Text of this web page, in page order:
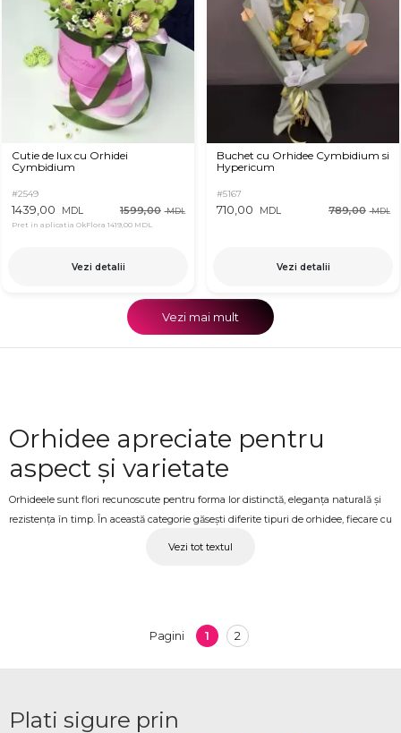
Cutie de lux cu Orhidei
Cymbidium
#2549
1439,00 MDL 1599,00 MDL
Pret in aplicatia OkFlora 1419,00 MDL
Vezi detalii
Buchet cu Orhidee Cymbidium si
Hypericum
#5167
710,00 MDL 789,00 MDL
Vezi detalii
Vezi mai mult
Orhidee apreciate pentru
aspect și varietate
Orhideele sunt flori recunoscute pentru forma lor distinctă, eleganța naturală și
rezistența în timp. În această categorie găsești diferite tipuri de orhidee, fiecare cu
aspectul lor expresiv. Fiecare tip se potrivește unor preferințe diferite și unor
Vezi tot textul
Pagini 1 2
Plati sigure prin